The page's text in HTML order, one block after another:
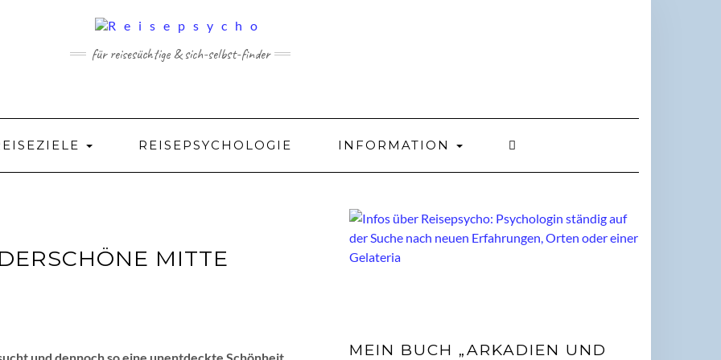
für reisesüchtige & sich-selbst-finder
REISEPSYCHOLOGIE INFORMATION
MITTE
MEIN BUCH „ARKADIEN UND